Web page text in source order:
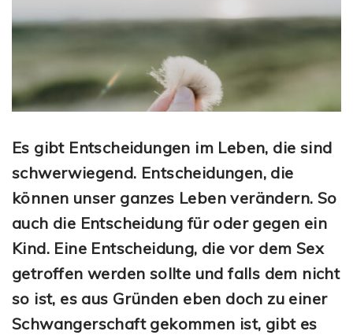
Es gibt Entscheidungen im Leben, die sind
schwerwiegend. Entscheidungen, die
können unser ganzes Leben verändern. So
auch die Entscheidung für oder gegen ein
Kind. Eine Entscheidung, die vor dem Sex
getroffen werden sollte und falls dem nicht
so ist, es aus Gründen eben doch zu einer
Schwangerschaft gekommen ist, gibt es